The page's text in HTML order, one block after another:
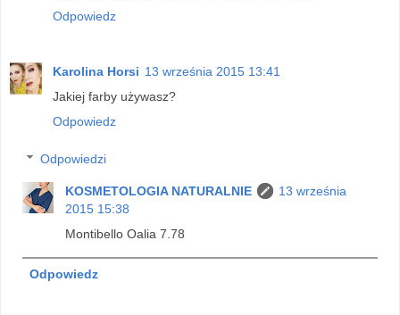
Odpowiedz
Karolina Horsi 13 września 2015 13:41
Jakiej farby używasz?
Odpowiedz
Odpowiedzi
KOSMETOLOGIA NATURALNIE
13 września
2015 15:38
Montibello Oalia 7.78
Odpowiedz